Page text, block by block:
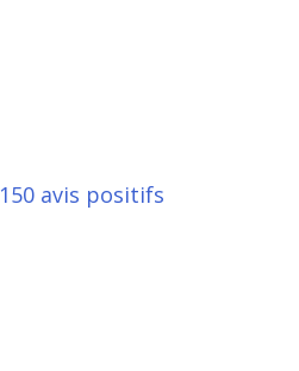
150 avis positifs